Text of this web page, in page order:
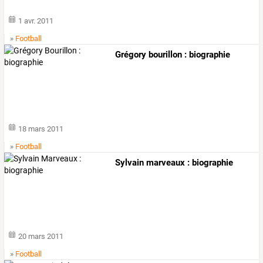
1 avr. 2011
» Football
Grégory bourillon : biographie
18 mars 2011
» Football
Sylvain marveaux : biographie
20 mars 2011
» Football